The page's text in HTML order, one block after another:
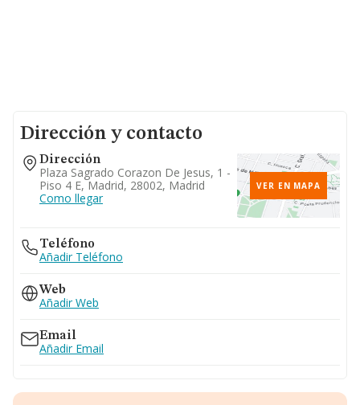
Dirección y contacto
Dirección
Plaza Sagrado Corazon De Jesus, 1 -
Piso 4 E, Madrid, 28002, Madrid
Como llegar
VER EN MAPA
Teléfono
Añadir Teléfono
Web
Añadir Web
Email
Añadir Email